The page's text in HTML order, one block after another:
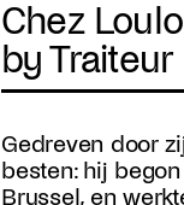
Chez
by
Gedreven door
besten: hij
Brussel, en